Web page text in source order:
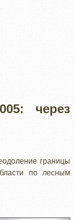
через
границы
по лесным